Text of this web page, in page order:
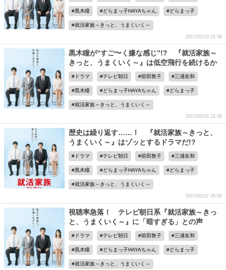
黒木瞳 どらまっ子HAYAちゃん どらまっ子
就活家族～きっと、うまくいく～
2017/02/10 22:30
黒木瞳が“すご〜く嫌な感じ”!? 『就活家族～
きっと、うまくいく～』は低空飛行を続けるか
ドラマ テレビ朝日 前田敦子 三浦友和
黒木瞳 どらまっ子HAYAちゃん どらまっ子
就活家族～きっと、うまくいく～
2017/02/03 22:30
歴史は繰り返す……！ 『就活家族～きっと、
うまくいく～』はゾッとするドラマだ!?
ドラマ テレビ朝日 前田敦子 三浦友和
黒木瞳 どらまっ子HAYAちゃん どらまっ子
就活家族～きっと、うまくいく～
2017/01/27 20:00
視聴率急落！ テレビ朝日系『就活家族～きっ
と、うまくいく～』に「暗すぎる」との声
ドラマ テレビ朝日 前田敦子 三浦友和
黒木瞳 どらまっ子HAYAちゃん どらまっ子
就活家族～きっと、うまくいく～